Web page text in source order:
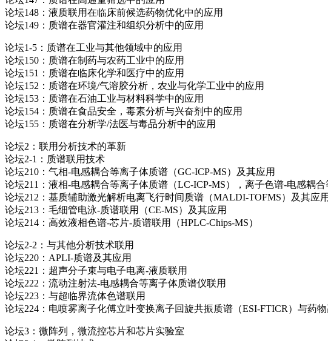
论坛148：液质联用在临床前候选药物优化中的应用
论坛149：质谱在器官灌注和组织分析中的应用
论坛1-5：质谱在工业与其他领域中的应用
论坛150：质谱在制药与农药工业中的应用
论坛151：质谱在临床化学和医疗中的应用
论坛152：质谱在环境/气溶胶分析，农业与化学工业中的应用
论坛153：质谱在石油工业与材料科学中的应用
论坛154：质谱在食品安全，毒素分析与兴奋剂中的应用
论坛155：质谱在分析学/法医与毒品分析中的应用
论坛2：联用分析技术的革新
论坛2-1：质谱联用技术
论坛210：气相-电感耦合等离子体质谱（GC-ICP-MS）及其应用
论坛211：液相-电感耦合等离子体质谱（LC-ICP-MS），离子色谱-电感耦
论坛212：基质辅助激光解析电离飞行时间质谱（MALDI-TOFMS）及其应用
论坛213：毛细管电泳-质谱联用（CE-MS）及其应用
论坛214：高效液相色谱-芯片-质谱联用（HPLC-Chips-MS）
论坛2-2：与其他分析技术联用
论坛220：APLI-质谱及其应用
论坛221：超声分子束与电子电离-液质联用
论坛222：流动注射法-电感耦合等离子体质谱仪联用
论坛223：与超临界流体色谱联用
论坛224：电喷雾离子化傅立叶变换离子回旋共振质谱（ESI-FTICR）与药
论坛3：微阵列，微流控芯片和芯片实验室